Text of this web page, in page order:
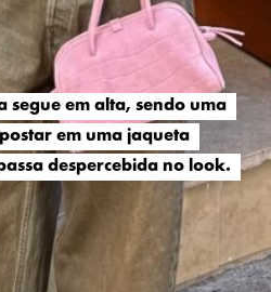
segue em alta, sendo uma
em uma jaqueta
despercebida no look.
segue em alta, sendo uma
em uma jaqueta
despercebida no look.